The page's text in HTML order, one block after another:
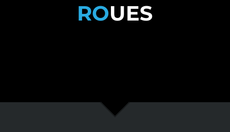
ROUES